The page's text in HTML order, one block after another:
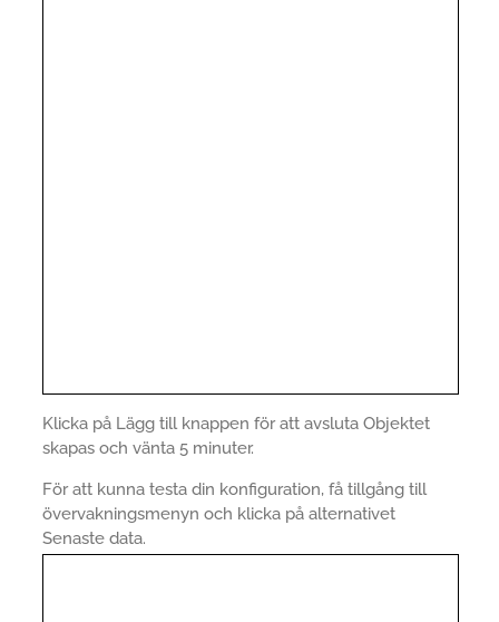
Klicka på Lägg till knappen för att avsluta Objektet
skapas och vänta 5 minuter.
För att kunna testa din konfiguration, få tillgång till
övervakningsmenyn och klicka på alternativet
Senaste data.